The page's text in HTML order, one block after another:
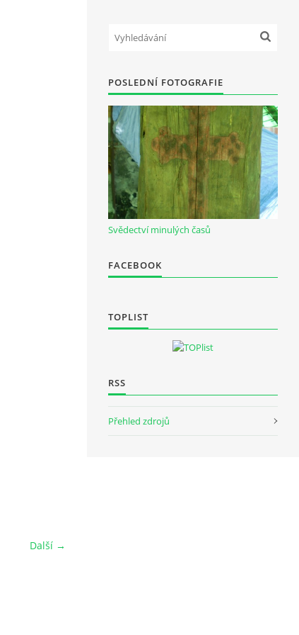
Další →
POSLEDNÍ FOTOGRAFIE
Svědectví minulých časů
FACEBOOK
TOPLIST
RSS
Přehled zdrojů